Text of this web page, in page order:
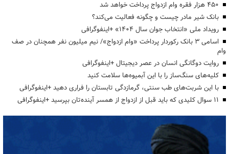
۴۵۰ هزار فقره وام ازدواج پرداخت خواهد شد
بانک شیر مادر چیست و چگونه فعالیت می‌کند؟
رویداد ملی «انتخاب جوان سال ۱۴۰۴» +اینفوگرافی
اسامی ۳ بانک رکوردار پرداخت «وام ازدواج»/ نیم میلیون نفر همچنان در صف
وام
روایت دوگانگی انسان در عصر دیجیتال +اینفوگرافی
کلیه‌های سنگ‌ساز را با این آبمیوه‌ها سلامت کنید
با این شربت‌های طب سنتی، گرمازدگی تابستان را فراری دهید +اینفوگرافی
۱۱ سوال کلیدی که باید قبل از ازدواج از همسر آینده‌تان بپرسید +اینفوگرافی